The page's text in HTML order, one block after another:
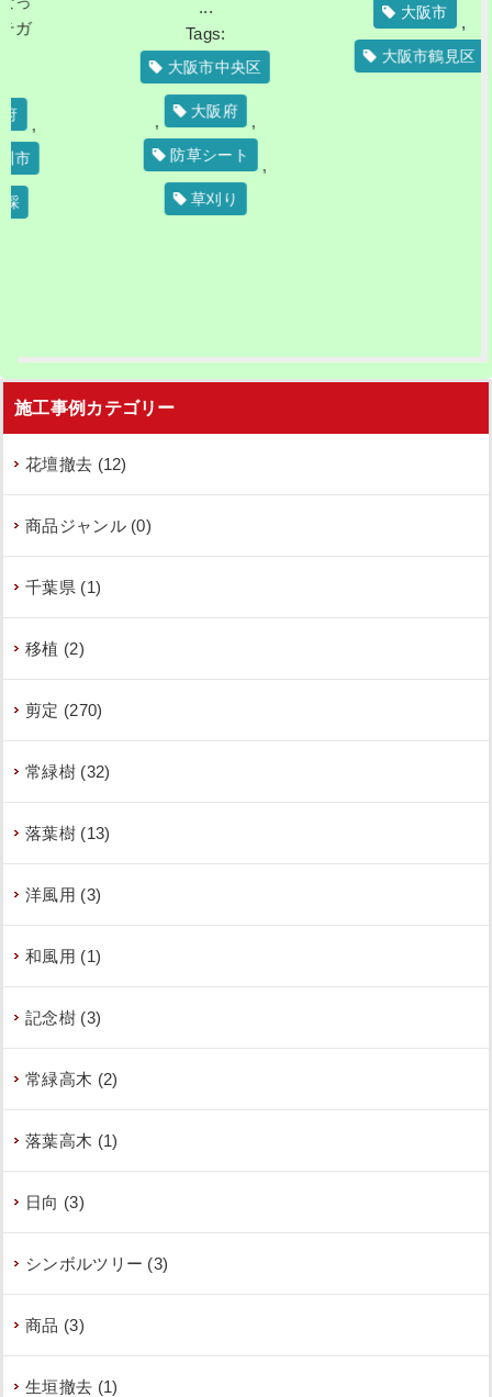
大阪市中央区
大阪府
,
防草シート
,
草刈り
大阪市
,
大阪市鶴見区
施工事例カテゴリー
花壇撤去 (12)
商品ジャンル (0)
千葉県 (1)
移植 (2)
剪定 (270)
常緑樹 (32)
落葉樹 (13)
洋風用 (3)
和風用 (1)
記念樹 (3)
常緑高木 (2)
落葉高木 (1)
日向 (3)
シンボルツリー (3)
商品 (3)
生垣撤去 (1)